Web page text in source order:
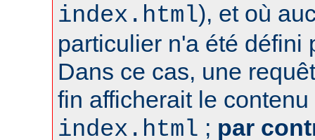
index.html), et où
particulier n'a été défini
Dans ce cas, une
fin afficherait le
index.html ; par